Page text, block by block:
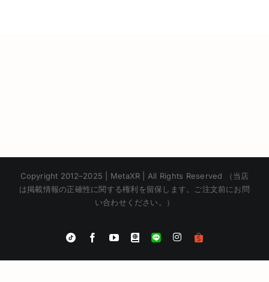
Copyright 2012–2025 | MetaXR | All Rights Reserved （当店
は掲載情報の正確性に関する権利を留保します。ご注文前にお問
い合わせください。）
Tiktok FacebookYouTubeBlogger
LINE
Instagram
Shopee
Chinese
Korean